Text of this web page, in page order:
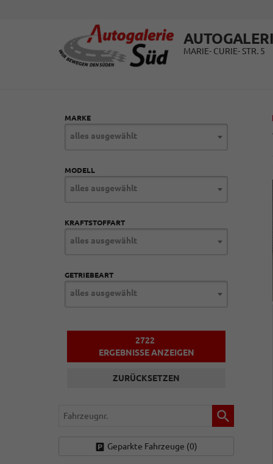
MARIE- CURIE- STR. 5
MARKE
alles ausgewählt
MODELL
alles ausgewählt
KRAFTSTOFFART
alles ausgewählt
GETRIEBEART
alles ausgewählt
2722
ERGEBNISSE ANZEIGEN
ZURÜCKSETZEN
Fahrzeugnr.
Geparkte Fahrzeuge (0)